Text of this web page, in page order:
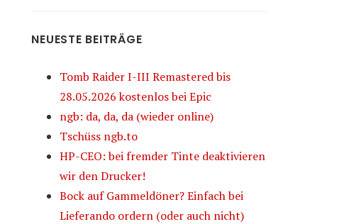
NEUESTE BEITRÄGE
Tomb Raider I-III Remastered bis
28.05.2026 kostenlos bei Epic
ngb: da, da, da (wieder online)
Tschüss ngb.to
HP-CEO: bei fremder Tinte deaktivieren
wir den Drucker!
Bock auf Gammeldöner? Einfach bei
Lieferando ordern (oder auch nicht)